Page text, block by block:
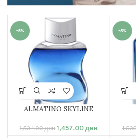
МАШКИ ПАРФЕМИ
-5%
ALMATINO SKYLINE
1,534.00ден 1,457.00ден
-5%